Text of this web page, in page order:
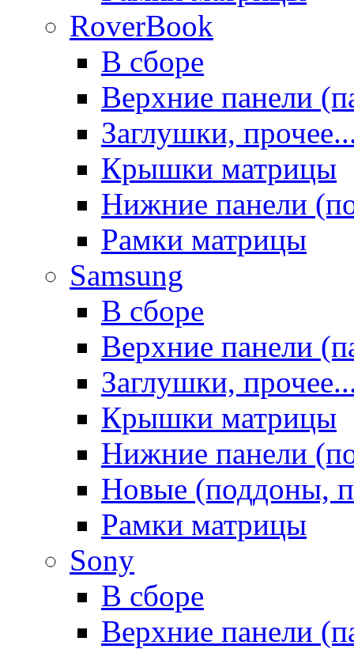
RoverBook
В сборе
Верхние панели
Заглушки,
Крышки матрицы
Нижние панели
Рамки матрицы
Samsung
В сборе
Верхние панели
Заглушки,
Крышки матрицы
Нижние панели
Новые (поддоны,
Рамки матрицы
Sony
В сборе
Верхние панели